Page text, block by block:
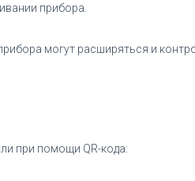
прибора.
могут расширяться и
при помощи QR-кода: